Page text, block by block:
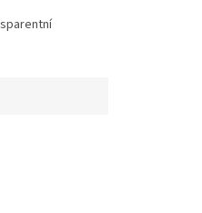
l Zelená 0,3 l